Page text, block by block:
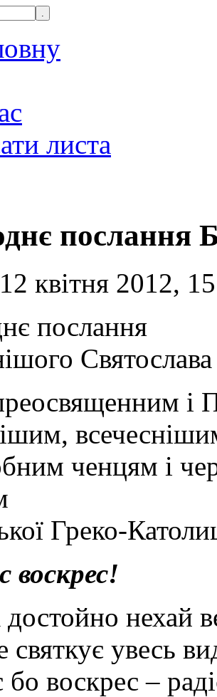
листа
послання
квітня 2012,
послання
Святослава
і
ченцям і
Греко-
воскрес!
нехай
святкує увесь
воскрес –